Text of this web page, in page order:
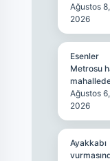
Ağustos 8,
2026
Esenler
Metrosu
Ağustos 6,
2026
Ayakkabı